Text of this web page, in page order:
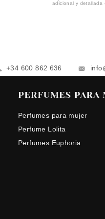
adicional y detallada
+34 600 862 636
PERFUMES PARA
Perfumes para mujer
Perfume Lolita
Perfumes Euphoria